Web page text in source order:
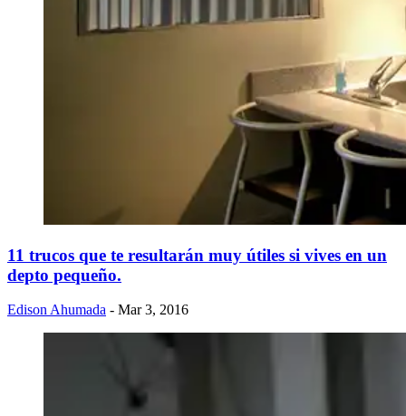
11 trucos que te resultarán muy útiles si vives en un
depto pequeño.
Edison Ahumada - Mar 3, 2016